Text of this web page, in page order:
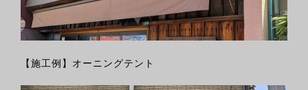
【施工例】オーニングテント